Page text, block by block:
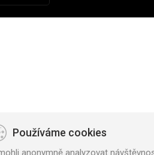
Používáme cookies
anonymně analyzovat